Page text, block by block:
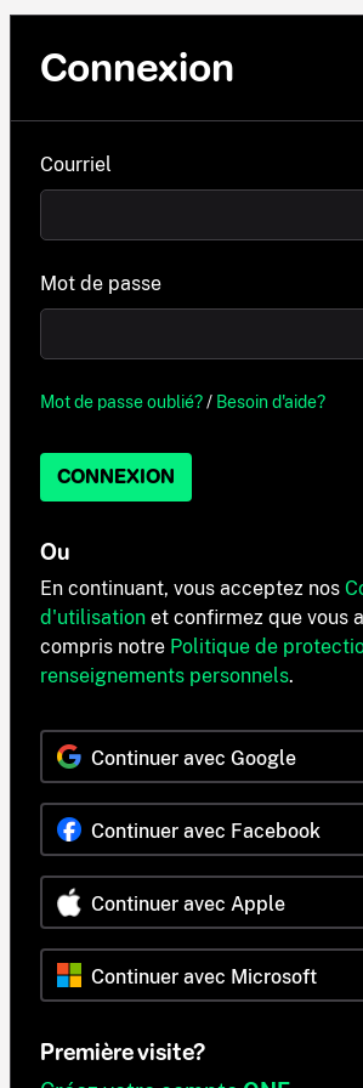
Connexion
Courriel
Mot de passe
Mot de passe oublié?/ Besoin d'aide?
CONNEXION
Ou
En continuant, vous acceptez nos
d'utilisation et confirmez que vous
compris notre Politique de
renseignements personnels.
Continuer avec Google
Continuer avec Facebook
Continuer avec Apple
Continuer avec Microsoft
Première visite?